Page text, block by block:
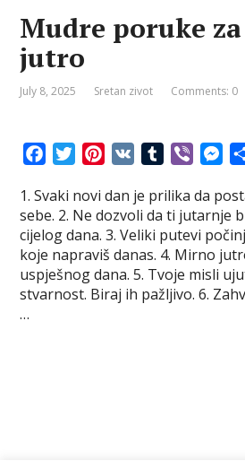
Mudre poruke
jutro
July 8, 2025 Sretan zivot Comments: 0
c
e
b
o
o
T
i
t
t
e
r
n
t
e
r
e
m
b
l
r
b
e
r
M
s
s
e
n
g
1. Svaki novi dan je prilika da
sebe. 2. Ne dozvoli da ti jutarnje
cijelog dana. 3. Veliki putevi
koje napraviš danas. 4. Mirno
uspješnog dana. 5. Tvoje misli
stvarnost. Biraj ih pažljivo. 6.
…